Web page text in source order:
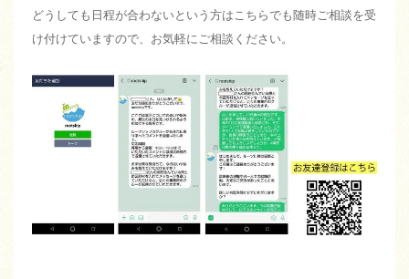
どうしても日程が合わないという方はこちらでも随時ご相談を受
け付けていますので、お気軽にご相談ください。